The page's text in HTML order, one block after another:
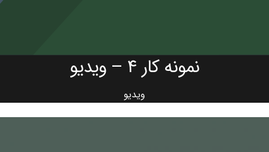
نمونه کار ۴ – ویدیو
ویدیو